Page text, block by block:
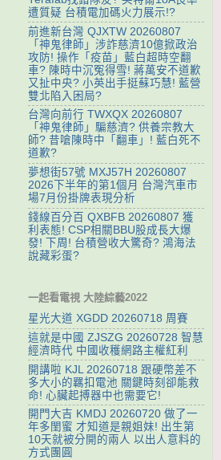
遭質疑 台積電加碼火力展示!?
前進新台灣 QJXTW 20260807
「神鬼律師」涉詐慈濟10億掀政治
攻防! 操作「疫苗」藍白超時空翻
車? 陳時中沉冤得雪! 蔣萬安不道歉
又扯中央? 小英出手挺蘇巧慧! 藍營
雙北陷入困局?
台灣向前行 TWXQX 20260807
「神鬼律師」騙慈濟? 供養宗教大
師? 昔嗆陳時中「翻車」! 藍白死不
道歉?
夢想街57號 MXJ57H 20260807
2026下半年的第1個月 台灣汽車市
場7月份掛牌表現分析
錢線百分百 QXBFB 20260807 獲
利表態! CSP相關BBU股成長大爆
發! 下周! 台積營收大驚奇? 鴻海法
說藏彩蛋?
一起看電視 大陸綜藝2022
星光大道 XGDD 20260718 周賽
這就是中國 ZJSZG 20260728 智慧
經濟時代 中國收穫網路主權紅利
開講啦 KJL 20260718 跟硬幣差不
多大小的羈扣電池 關鍵時刻卻能救
命! 心臟起搏器中也需要它!
開門大吉 KMDJ 20260720 做了一
年多閨蜜 才知道是親姐妹! 出生第
10天就被分開的兩人 以出人意料的
方式團圓